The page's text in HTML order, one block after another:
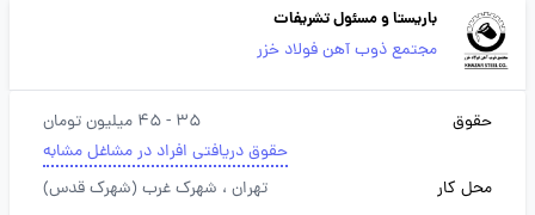
باریستا و مسئول تشریفات
مجتمع ذوب آهن فولاد خزر
حقوق
35 - 45 میلیون تومان
حقوق دریافتی افراد در مشاغل مشابه
محل کار
تهران ، شهرک غرب (شهرک قدس)